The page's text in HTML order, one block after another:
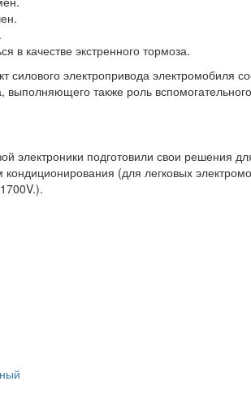
в качестве экстренного тормоза.
силового электропривода электромобиля
выполняющего также роль
электроники подготовили свои решения
(для легковых